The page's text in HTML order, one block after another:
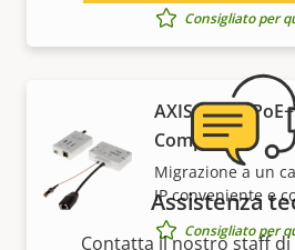
Consigliato per
AXIS T8645
Compact Kit
Migrazione a un
IP conveniente e
Consigliato per
Assistenza
Contatta il nostro staff di